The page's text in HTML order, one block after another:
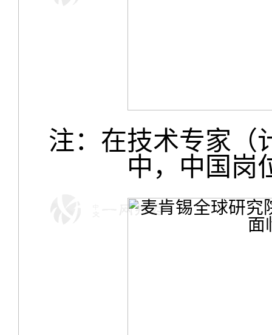
注：在技术专家（
中，中国岗